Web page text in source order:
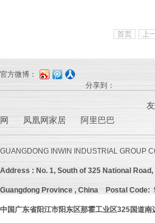
首页 上
官方微博：
分享到：
网 凤凰网家居 阿里巴巴
GUANGDONG INWIN INDUSTRIAL GROUP
Address : No. 1, South of 325 National
Guangdong Province , China Postal Code:
中国广东省阳江市阳东区那霍工业区325国道南